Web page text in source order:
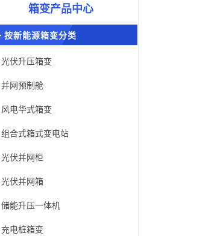
箱变产品中心
按新能源箱变分类
光伏升压箱变
并网预制舱
风电华式箱变
组合式箱式变电站
光伏并网柜
光伏并网箱
储能升压一体机
充电桩箱变